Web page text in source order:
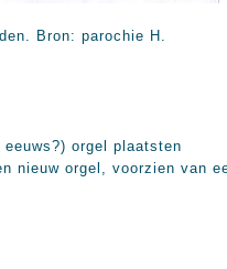
Bron: parochie H.
eeuws?) orgel plaatsten
nieuw orgel, voorzien van